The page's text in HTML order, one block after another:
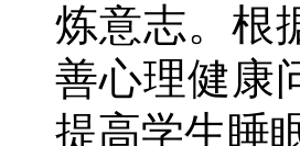
炼意志。根
善心理健康
提高学生睡